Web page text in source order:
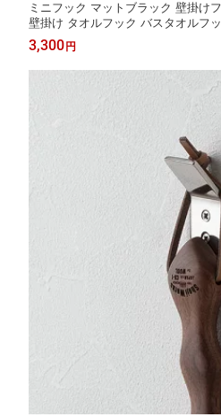
ミニフック マットブラック 壁掛け
壁掛け タオルフック バスタオルフ
ー タオル バスタオル シンプル モダ
浴室 バスルーム お風呂 ステンレス
3,300 円